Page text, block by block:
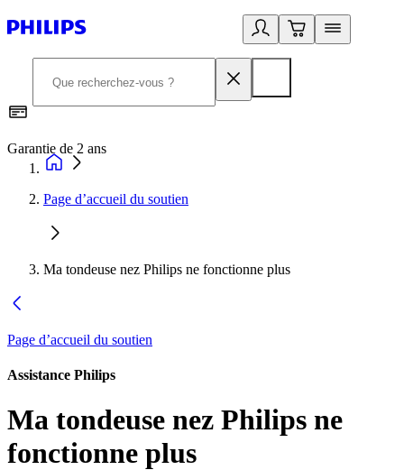
Garantie de 2 ans
Page d’accueil du soutien
Ma tondeuse nez Philips ne fonctionne plus
Page d’accueil du soutien
Assistance Philips
Ma tondeuse nez Philips ne
fonctionne plus